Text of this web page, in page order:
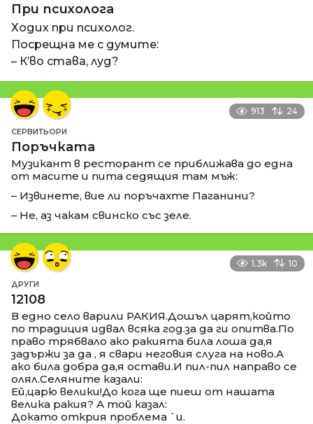
При психолога
Ходих при психолог.
Посрещна ме с думите:
– К’во става, луд?
913 24
СЕРВИТЬОРИ
Поръчката
Музикант в ресторант се приближава до една
от масите и пита седящия там мъж:
– Извинете, вие ли поръчахте Паганини?
– Не, аз чакам свинско със зеле.
1.3k 10
ДРУГИ
12108
В едно село варили РАКИЯ.Дошъл царят,който
по традиция идвал всяка год.за да ги опитва.По
право трябвало ако ракията била лоша да,я
задържи за да , я свари неговия слуга на ново.А
ако била добра да,я остави.И пил-пил направо се
олял.Селяните казали:
Ей,царю велики!До кога ще пиеш от нашата
велика ракия? А той казал:
Докато открия проблема `и.